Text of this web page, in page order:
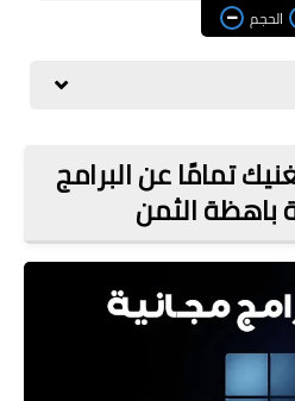
الربح من الانترنت
ذكاء اصطناعي
الحجم
تمامًا عن البرامج
باهظة الثمن